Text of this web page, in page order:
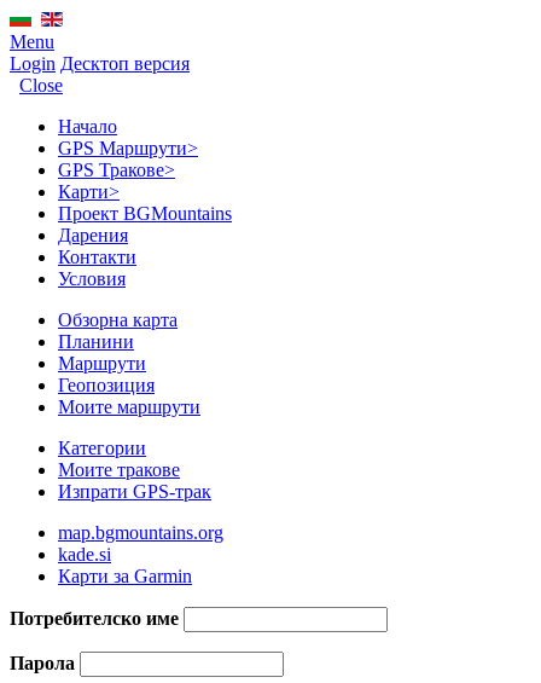
Menu
Login Десктоп версия
Close
Начало
GPS Mаршрути>
GPS Тракове>
Карти>
Проект BGMountains
Дарения
Контакти
Условия
Обзорна карта
Планини
Маршрути
Геопозиция
Моите маршрути
Категории
Моите тракове
Изпрати GPS-трак
map.bgmountains.org
kade.si
Карти за Garmin
Потребителско име
Парола